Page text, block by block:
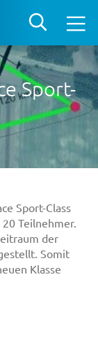
Sport-
Sport-Class
Teilnehmer.
der
Somit
Klasse